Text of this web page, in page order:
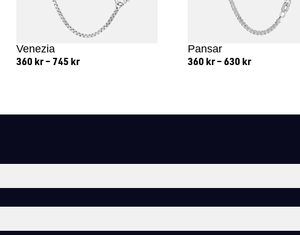
Venezia
360 kr –745 kr
Pansar
360 kr –630 kr